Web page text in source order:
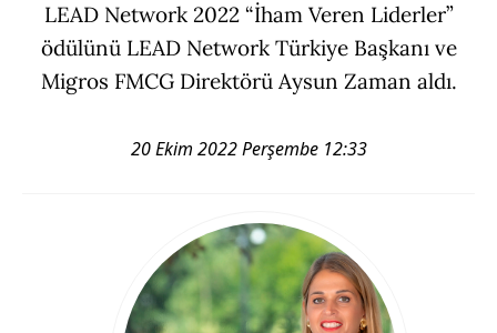
LEAD Network 2022 “İham Veren Liderler”
ödülünü LEAD Network Türkiye Başkanı ve
Migros FMCG Direktörü Aysun Zaman aldı.
20 Ekim 2022 Perşembe 12:33